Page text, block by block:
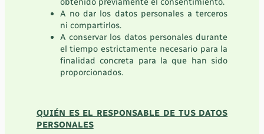
A no dar los datos personales a terceros
ni compartirlos.
A conservar los datos personales durante
el tiempo estrictamente necesario para la
finalidad concreta para la que han sido
proporcionados.
QUIÉN ES EL RESPONSABLE DE TUS DATOS
PERSONALES